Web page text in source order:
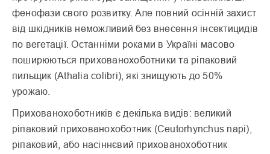
фенофази свого розвитку. Але повний осінній захист
від шкідників неможливий без внесення інсектицидів
по вегетації. Останніми роками в Україні масово
поширю­ються прихованохоботники та ріпаковий
пильщик (Athalia colibri), які знищу­ють до 50%
урожаю.
Прихованохоботників є декілька видів: великий
ріпаковий прихованохоботник (Ceutorhynchus napi),
ріпаковий, або насіннєвий прихованохоботник